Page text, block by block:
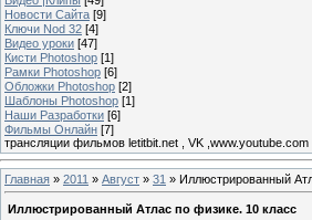
Новости Сайта [9]
Ключи Nod 32 [4]
Видео уроки [47]
Кисти Photoshop [1]
Рамки Photoshop [6]
Обложки Photoshop [2]
Шаблоны Photoshop [1]
Наши Разработки [6]
Фильмы Онлайн [7]
трансляции фильмов letitbit.net , VK ,www.youtube.com
Главная » 2011 » Август » 31 » Иллюстрированный
Иллюстрированный Атлас по физике. 10 класс